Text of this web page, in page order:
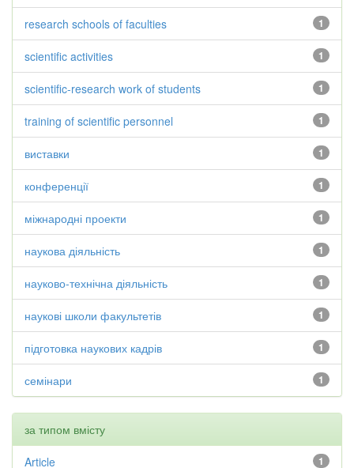
1
research schools of faculties
1
scientific activities
1
scientific-research work of students
1
training of scientific personnel
1
виставки
1
конференції
1
міжнародні проекти
1
наукова діяльність
1
науково-технічна діяльність
1
наукові школи факультетів
1
підготовка наукових кадрів
1
семінари
за типом вмісту
1
Article